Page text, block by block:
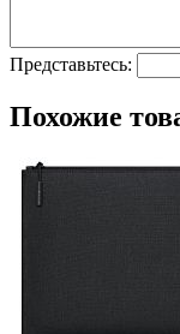
Представьтесь:
Похожие